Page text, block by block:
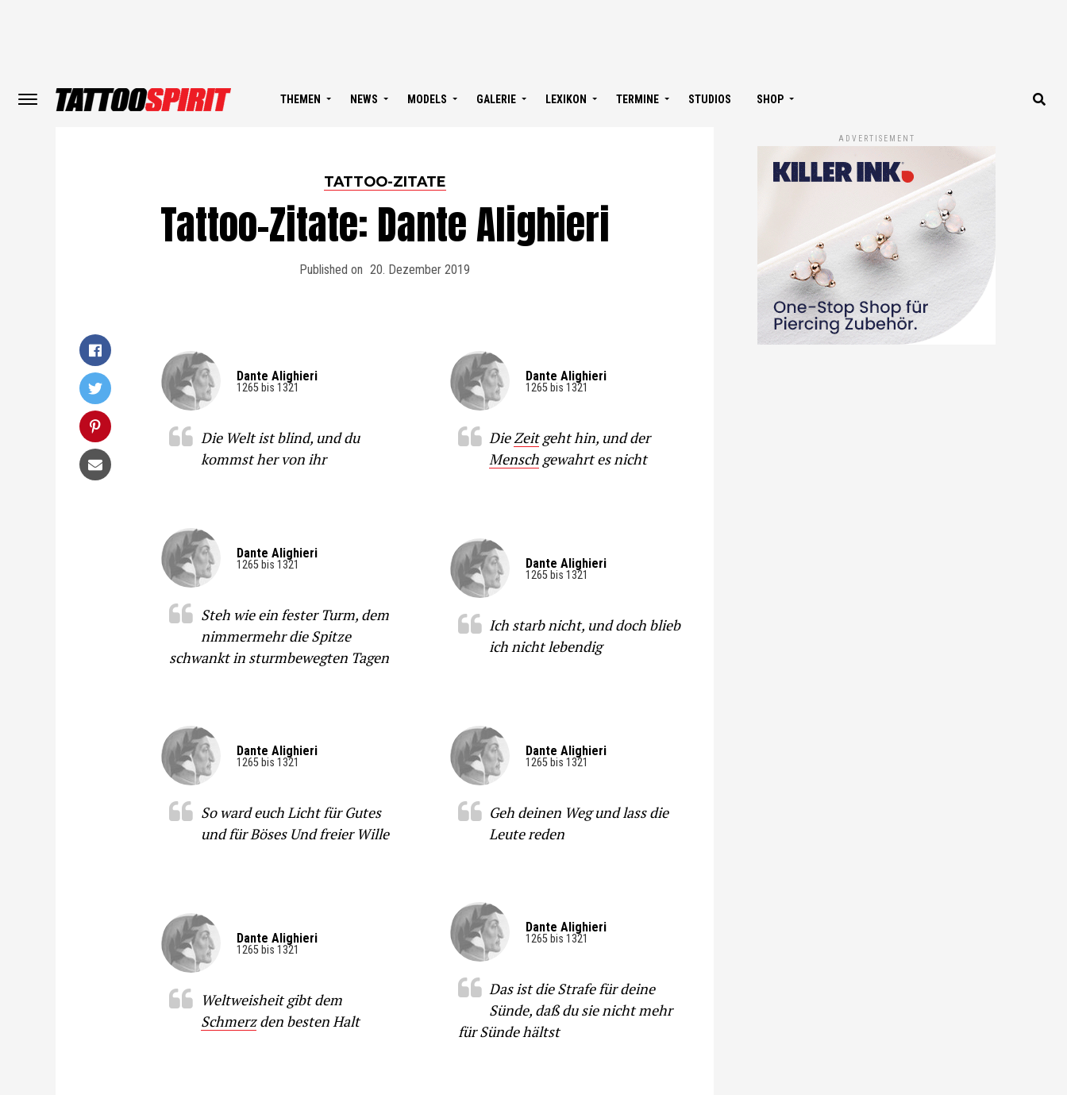
THEMEN NEWS MODELS GALERIE LEXIKON TERMINE STUDIOS SHOP
TATTOO-ZITATE
Tattoo-Zitate: Dante Alighieri
Published on 20. Dezember 2019
Dante Alighieri
1265 bis 1321
Die Welt ist blind, und du
kommst her von ihr
Dante Alighieri
1265 bis 1321
DieZeitgeht hin, und der
Mensch gewahrt es nicht
Dante Alighieri
1265 bis 1321
Steh wie ein fester Turm, dem
nimmermehr die Spitze
schwankt in sturmbewegten Tagen
Dante Alighieri
1265 bis 1321
Ich starb nicht, und doch blieb
ich nicht lebendig
Dante Alighieri
1265 bis 1321
So ward euch Licht für Gutes
und für Böses Und freier Wille
Dante Alighieri
1265 bis 1321
Geh deinen Weg und lass die
Leute reden
Dante Alighieri
1265 bis 1321
Weltweisheit gibt dem
Schmerzden besten Halt
Dante Alighieri
1265 bis 1321
Das ist die Strafe für deine
Sünde, daß du sie nicht mehr
für Sünde hältst
ADVERTISEMENT